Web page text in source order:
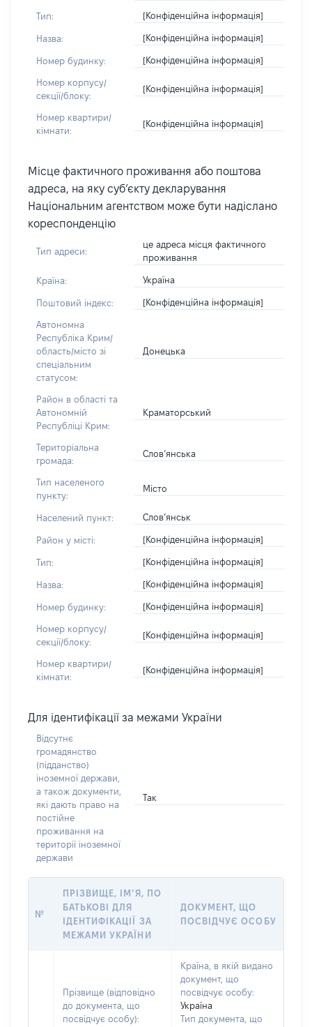
Тип: [Конфіденційна інформація]
Назва: [Конфіденційна інформація]
Номер будинку: [Конфіденційна інформація]
Номер корпусу/
секції/блоку:
[Конфіденційна інформація]
Номер квартири/
кімнати:
[Конфіденційна інформація]
Місце фактичного проживання або поштова
адреса, на яку суб’єкту декларування
Національним агентством може бути надіслано
кореспонденцію
Тип адреси:
це адреса місця фактичного
проживання
Країна: Україна
Поштовий індекс: [Конфіденційна інформація]
Автономна
Республіка Крим/
область/місто зі
спеціальним
статусом:
Донецька
Район в області та
Автономній
Республіці Крим:
Краматорський
Територіальна
громада:
Слов’янська
Тип населеного
пункту:
Місто
Населений пункт: Слов’янськ
Район у місті: [Конфіденційна інформація]
Тип: [Конфіденційна інформація]
Назва: [Конфіденційна інформація]
Номер будинку: [Конфіденційна інформація]
Номер корпусу/
секції/блоку:
[Конфіденційна інформація]
Номер квартири/
кімнати:
[Конфіденційна інформація]
Для ідентифікації за межами України
Відсутнє
громадянство
(підданство)
іноземної держави,
а також документи,
які дають право на
постійне
проживання на
території іноземної
держави
Так
№
ПРІЗВИЩЕ, ІМ’Я, ПО
БАТЬКОВІ ДЛЯ
ІДЕНТИФІКАЦІЇ ЗА
МЕЖАМИ УКРАЇНИ
ДОКУМЕНТ, ЩО
ПОСВІДЧУЄ ОСОБУ
Прізвище (відповідно
до документа, що
посвідчує особу):
Країна, в якій видано
документ, що
посвідчує особу:
Україна
Тип документа, що